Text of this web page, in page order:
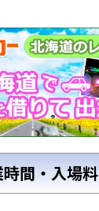
間・入場料